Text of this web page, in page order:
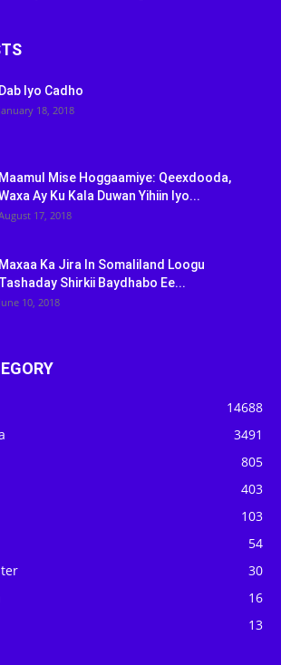
Dab Iyo Cadho
January 18, 2018
Maamul Mise Hoggaamiye: Qeexdooda,
Ay Ku Kala Duwan Yihiin Iyo...
17, 2018
Maxaa Ka Jira In Somaliland Loogu
Tashaday Shirkii Baydhabo Ee...
June 10, 2018
14688
3491
805
403
103
54
30
16
13